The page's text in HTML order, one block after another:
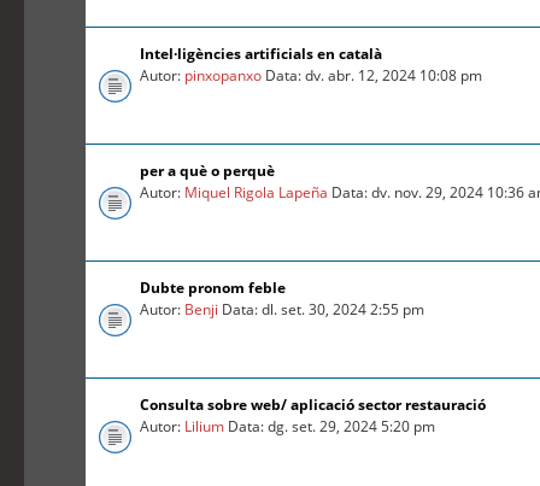
Intel·ligències artificials en català
Autor: pinxopanxo Data: dv. abr. 12, 2024 10:08 pm
per a què o perquè
Autor: Miquel Rigola Lapeña Data: dv. nov. 29, 2024 10:36
Dubte pronom feble
Autor: Benji Data: dl. set. 30, 2024 2:55 pm
Consulta sobre web/ aplicació sector restauració
Autor: Lilium Data: dg. set. 29, 2024 5:20 pm